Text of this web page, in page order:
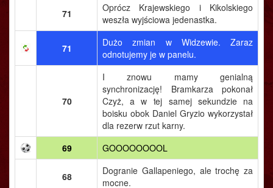
71
Oprócz Krajewskiego i Kikolskiego
weszła wyjściowa jedenastka.
71
Dużo zmian w Widzewie. Zaraz
odnotujemy je w panelu.
70
I znowu mamy genialną
synchronizację! Bramkarza pokonał
Czyż, a w tej samej sekundzie na
boisku obok Daniel Gryzio wykorzystał
dla rezerw rzut karny.
69
GOOOOOOOOL
68
Dogranie Gallapeniego, ale trochę za
mocne.